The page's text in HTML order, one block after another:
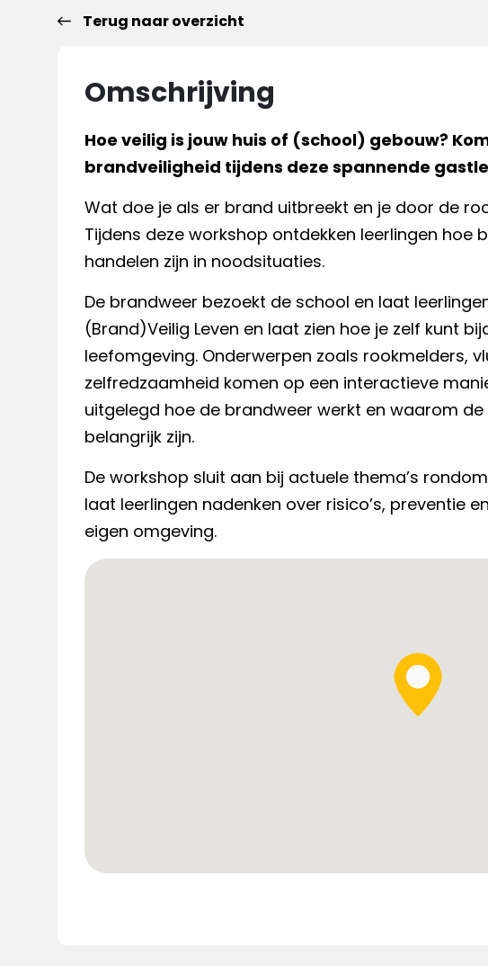
Terug naar overzicht
Omschrijving
Hoe veilig is jouw huis of (school) gebouw?
brandveiligheid tijdens deze spannende
Wat doe je als er brand uitbreekt en je door de
Tijdens deze workshop ontdekken leerlingen hoe
handelen zijn in noodsituaties.
De brandweer bezoekt de school en laat
(Brand)Veilig Leven en laat zien hoe je zelf kunt
leefomgeving. Onderwerpen zoals rookmelders,
zelfredzaamheid komen op een interactieve
uitgelegd hoe de brandweer werkt en waarom
belangrijk zijn.
De workshop sluit aan bij actuele thema’s
laat leerlingen nadenken over risico’s, preventie
eigen omgeving.